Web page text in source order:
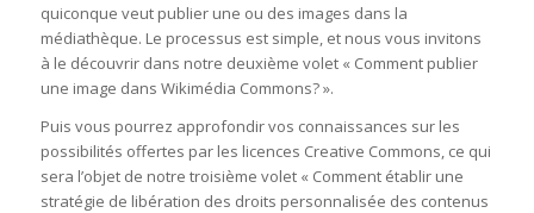
quiconque veut publier une ou des images dans la
médiathèque. Le processus est simple, et nous vous invitons
à le découvrir dans notre deuxième volet « Comment publier
une image dans Wikimédia Commons? ».
Puis vous pourrez approfondir vos connaissances sur les
possibilités offertes par les licences Creative Commons, ce qui
sera l’objet de notre troisième volet « Comment établir une
stratégie de libération des droits personnalisée des contenus